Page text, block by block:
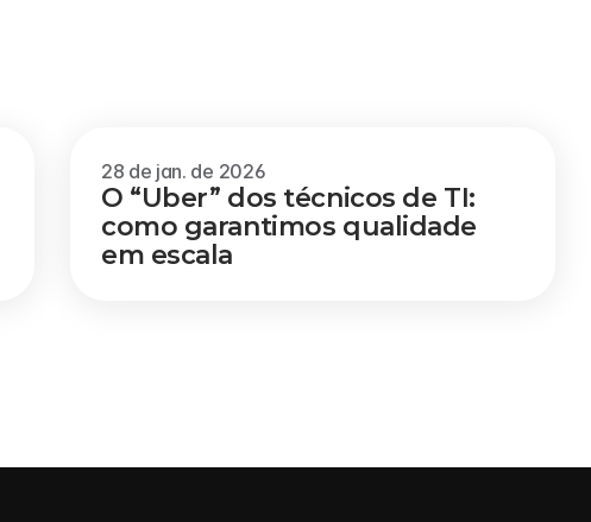
28 de jan. de 2026
O “Uber” dos técnicos de TI:
como garantimos qualidade
em escala